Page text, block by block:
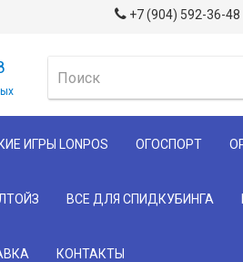
+7 (904) 592-36-48
ИГРЫ LONPOS ОГОСПОРТ
ВСЕ ДЛЯ СПИДКУБИНГА
КОНТАКТЫ